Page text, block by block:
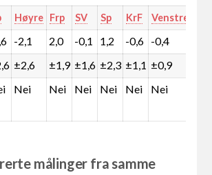
Høyre Frp SV Sp KrF Venstre
-2,1 2,0 -0,1 1,2 -0,6 -0,4
±2,6 ±1,9 ±1,6 ±2,3 ±1,1 ±0,9
Nei Nei Nei Nei Nei Nei
målinger fra samme